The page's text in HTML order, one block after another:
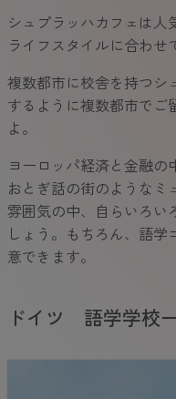
シュプラッハカフェは人
ライフスタイルに合わせ
複数都市に校舎を持つシ
するように複数都市でご
よ。
ヨーロッパ経済と金融の
おとぎ話の街のようなミ
雰囲気の中、自らいろい
しょう。もちろん、語
意できます。
ドイツ 語学学校